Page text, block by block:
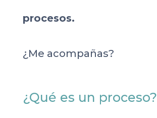
procesos.
¿Me acompañas?
¿Qué es un proceso?